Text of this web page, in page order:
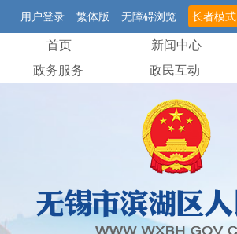
用户登录 繁体版 无障碍浏览 长者模式
首页 新闻中心
政务服务
政民互动